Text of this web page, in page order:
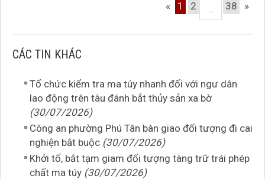
« 1 2 ... 38 »
CÁC TIN KHÁC
Tổ chức kiểm tra ma túy nhanh đối với ngư dân
lao động trên tàu đánh bắt thủy sản xa bờ
(30/07/2026)
Công an phường Phú Tân bàn giao đối tượng đi cai
nghiện bắt buộc (30/07/2026)
Khởi tố, bắt tạm giam đối tượng tàng trữ trái phép
chất ma túy (30/07/2026)